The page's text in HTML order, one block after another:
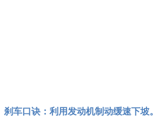
刹车口诀：利用发动机制动缓速下坡。